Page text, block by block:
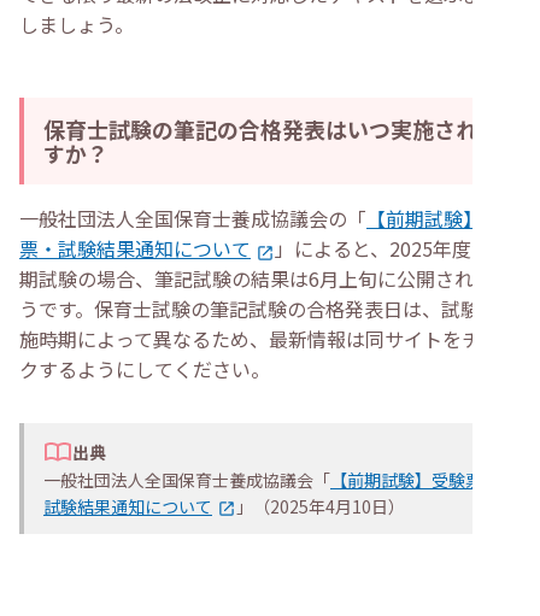
しましょう。
保育士試験の筆記の合格発表はいつ実施されま
すか？
一般社団法人全国保育士養成協議会の「 【前期試験】受験
票・試験結果通知について
」によると、2025年度の前
期試験の場合、筆記試験の結果は6月上旬に公開されるよ
うです。​保育士試験の筆記試験の合格発表日は、試験の実
施時期によって異なるため、最新情報は同サイトをチェッ
クするようにしてください。
出典
一般社団法人全国保育士養成協議会「 【前期試験】受験票・
試験結果通知について
」（2025年4月10日）